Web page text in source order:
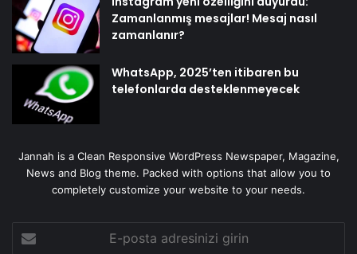
Zamanlanmış mesajlar! Mesaj nasıl
zamanlanır?
WhatsApp, 2025’ten itibaren bu
telefonlarda desteklenmeyecek
Jannah is a Clean Responsive WordPress Newspaper, Magazine,
News and Blog theme. Packed with options that allow you to
completely customize your website to your needs.
posta